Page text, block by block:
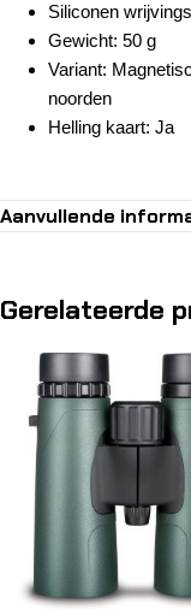
Siliconen
Gewicht: 50 g
Variant:
noorden
Helling kaart: Ja
Aanvullende
Gerelateerde